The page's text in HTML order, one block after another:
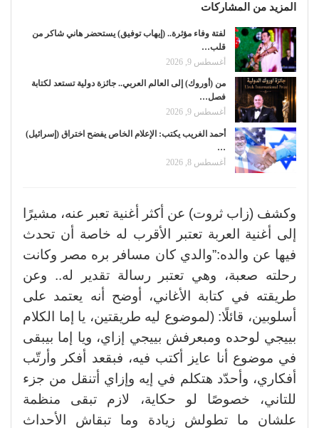
المزيد من المشاركات
لفتة وفاء مؤثرة.. (إيهاب توفيق) يستحضر هاني شاكر من
قلب…
أغسطس 9, 2026
من (أوروك) إلى العالم العربي.. جائزة دولية تستعد لكتابة
فصل…
أغسطس 9, 2026
أحمد الغريب يكتب: الإعلام الخاص يفضح اختراق (إسرائيل)
…
أغسطس 8, 2026
وكشف (زاب ثروت) عن أكثر أغنية تعبر عنه، مشيرًا
إلى أغنية العربة تعتبر الأقرب له خاصة أن تحدث
فيها عن والده:”والدي كان مسافر بره مصر وكانت
رحلته صعبة، وهي تعتبر رسالة تقدير له.. وعن
طريقته في كتابة الأغاني، أوضح أنه يعتمد على
أسلوبين، قائلًا: (لموضوع ليه طريقتين، يا إما الكلام
بييجي لوحده ومبعرفش بييجي إزاي، ويا إما بيبقى
في موضوع أنا عايز أكتب فيه، فبقعد أفكر وأرتّب
أفكاري، وأحدّد هتكلم في إيه وإزاي أتنقل من جزء
للتاني، خصوصًا لو حكاية، لازم تبقى منظمة
علشان ما تطولش زيادة وما تبقاش الأحداث